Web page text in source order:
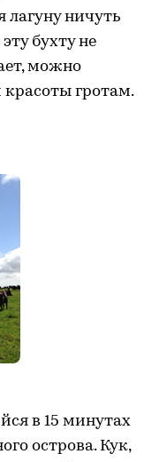
лагуну ничуть
бухту не
можно
красоты гротам.
в 15 минутах
острова. Кук,